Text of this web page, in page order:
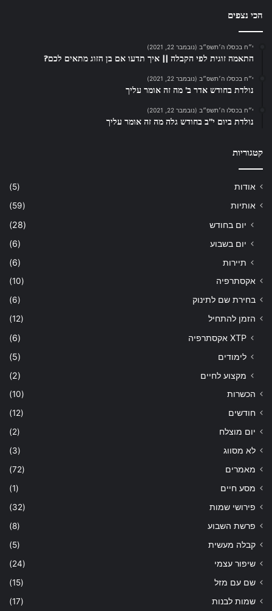
הכי נצפים
י״ח בכסלו ה׳תשפ״ב (נובמבר 22, 2021)
התאמה זוגית לפי הקבלה || איך תדעו אם בן הזוג מתאים לכם?
י״ח בכסלו ה׳תשפ״ב (נובמבר 22, 2021)
נולדת בחודש אדר ב’ מה זה אומר עליך
י״ח בכסלו ה׳תשפ״ב (נובמבר 22, 2021)
נולדת ביום י”ב בחודש גלה מה זה אומר עליך
קטגוריות
אודות
(5)
אותיות
(59)
יום בחודש
(28)
יום בשבוע
(6)
תיירות
(6)
אקסתרפיה
(10)
בחירת שם לתינוק
(6)
הזמן להתחיל
(12)
XTP אקסתרפיה
(6)
לימודים
(5)
מקצוע לחיים
(2)
הכשרות
(10)
חודשים
(12)
יום מוצלח
(2)
לא מסווג
(3)
מאמרים
(72)
מסע חיים
(1)
פירושי שמות
(32)
פרשת השבוע
(8)
קבלה מעשית
(5)
שיפור עצמי
(24)
שם עם מזל
(15)
שמות לבנות
(17)